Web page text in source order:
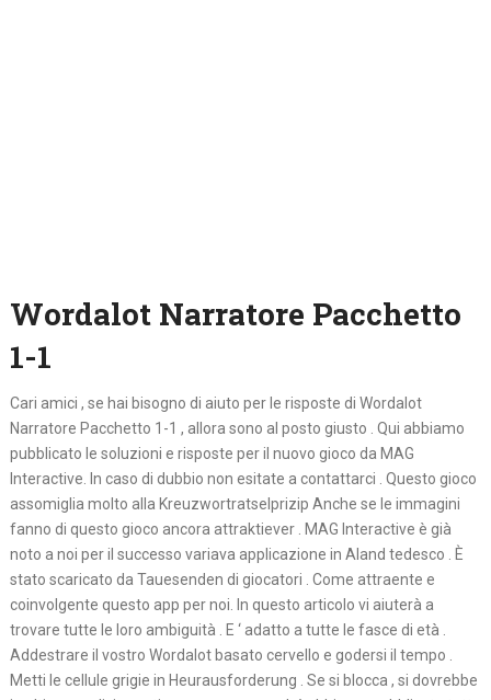
Wordalot Narratore Pacchetto
1-1
Cari amici , se hai bisogno di aiuto per le risposte di Wordalot
Narratore Pacchetto 1-1 , allora sono al posto giusto . Qui abbiamo
pubblicato le soluzioni e risposte per il nuovo gioco da MAG
Interactive. In caso di dubbio non esitate a contattarci . Questo gioco
assomiglia molto alla Kreuzwortratselprizip Anche se le immagini
fanno di questo gioco ancora attraktiever . MAG Interactive è già
noto a noi per il successo variava applicazione in Aland tedesco . È
stato scaricato da Tauesenden di giocatori . Come attraente e
coinvolgente questo app per noi. In questo articolo vi aiuterà a
trovare tutte le loro ambiguità . E ‘ adatto a tutte le fasce di età .
Addestrare il vostro Wordalot basato cervello e godersi il tempo .
Metti le cellule grigie in Heurausforderung . Se si blocca , si dovrebbe